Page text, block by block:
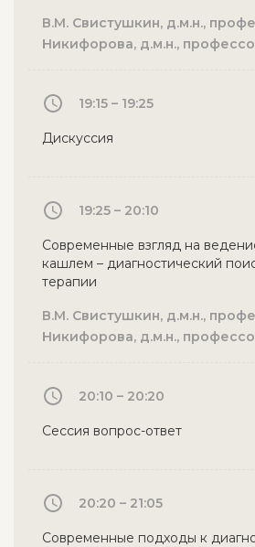
В.М. Свистушкин, д.м.н.,
Никифорова, д.м.н.,
19:15 – 19:25
Дискуссия
19:25 – 20:10
Современные взгляд на
кашлем – диагностический
терапии
В.М. Свистушкин, д.м.н.,
Никифорова, д.м.н.,
20:10 – 20:20
Сессия вопрос-ответ
20:20 – 21:05
Современные подходы к